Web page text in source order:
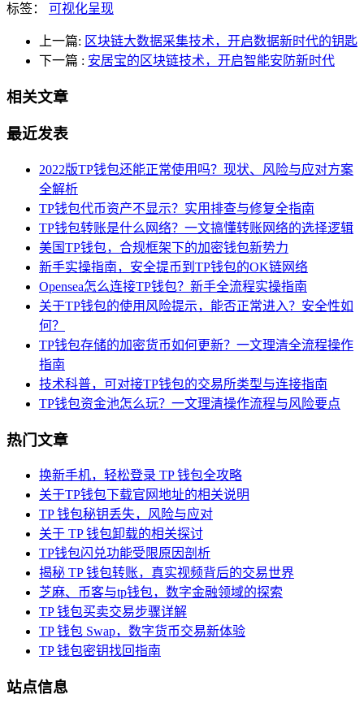
标签： 可视化呈现
上一篇: 区块链大数据采集技术，开启数据新时代的钥匙
下一篇 : 安居宝的区块链技术，开启智能安防新时代
相关文章
最近发表
2022版TP钱包还能正常使用吗？现状、风险与应对方案
全解析
TP钱包代币资产不显示？实用排查与修复全指南
TP钱包转账是什么网络？一文搞懂转账网络的选择逻辑
美国TP钱包，合规框架下的加密钱包新势力
新手实操指南，安全提币到TP钱包的OK链网络
Opensea怎么连接TP钱包？新手全流程实操指南
关于TP钱包的使用风险提示，能否正常进入？安全性如
何？
TP钱包存储的加密货币如何更新？一文理清全流程操作
指南
技术科普，可对接TP钱包的交易所类型与连接指南
TP钱包资金池怎么玩？一文理清操作流程与风险要点
热门文章
换新手机，轻松登录 TP 钱包全攻略
关于TP钱包下载官网地址的相关说明
TP 钱包秘钥丢失，风险与应对
关于 TP 钱包卸载的相关探讨
TP钱包闪兑功能受限原因剖析
揭秘 TP 钱包转账，真实视频背后的交易世界
芝麻、币客与tp钱包，数字金融领域的探索
TP 钱包买卖交易步骤详解
TP 钱包 Swap，数字货币交易新体验
TP 钱包密钥找回指南
站点信息